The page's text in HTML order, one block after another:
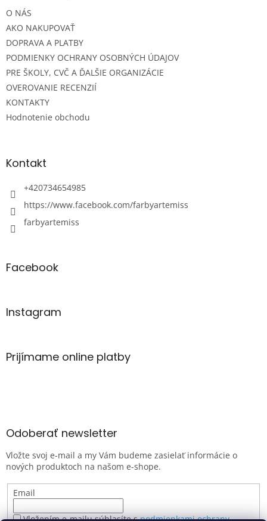
e
O NÁS
AKO NAKUPOVAŤ
DOPRAVA A PLATBY
PODMIENKY OCHRANY OSOBNÝCH ÚDAJOV
PRE ŠKOLY, CVČ A ĎALŠIE ORGANIZÁCIE
OVEROVANIE RECENZIÍ
KONTAKTY
Hodnotenie obchodu
Kontakt
+420734654985
https://www.facebook.com/farbyartemiss
farbyartemiss
Facebook
Instagram
Prijímame online platby
Odoberať newsletter
Vložte svoj e-mail a my Vám budeme zasielať informácie o
nových produktoch na našom e-shope.
Email